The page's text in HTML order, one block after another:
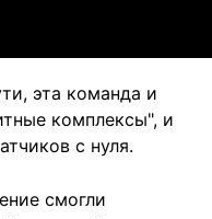
эта команда и
комплексы", и
с нуля.
смогли